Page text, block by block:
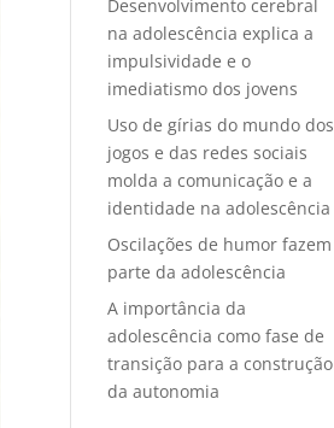
Desenvolvimento cerebral
na adolescência explica a
impulsividade e o
imediatismo dos jovens
Uso de gírias do mundo dos
jogos e das redes sociais
molda a comunicação e a
identidade na adolescência
Oscilações de humor fazem
parte da adolescência
A importância da
adolescência como fase de
transição para a construção
da autonomia